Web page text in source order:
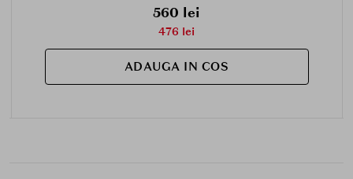
560 lei
476 lei
ADAUGA IN COS